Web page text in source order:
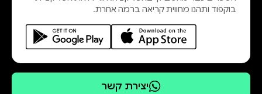
בוקפוד ותהנו מחווית קריאה ברמה אחרת.
יצירת קשר